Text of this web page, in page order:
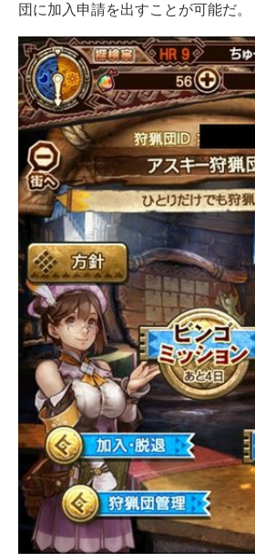
団に加入申請を出すことが可能だ。